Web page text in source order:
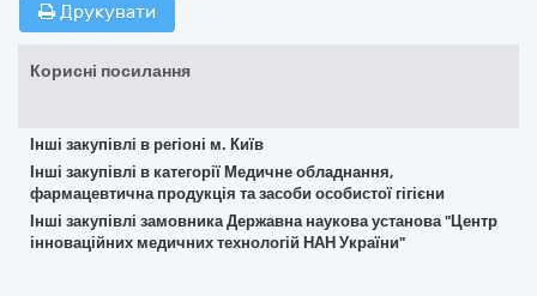
Друкувати
Корисні посилання
Інші закупівлі в регіоні м. Київ
Інші закупівлі в категорії Медичне обладнання,
фармацевтична продукція та засоби особистої гігієни
Інші закупівлі замовника Державна наукова установа "Центр
інноваційних медичних технологій НАН України"